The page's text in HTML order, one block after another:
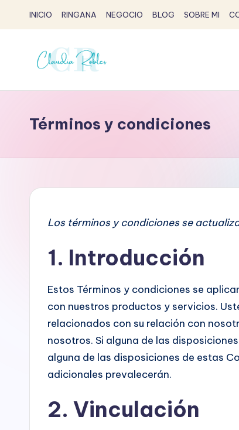
Saltar
contenido
INICIO RINGANA NEGOCIO BLOG SOBRE MI
C
a
u
d
-
Términos y condiciones
Los términos y condiciones se
1. Introducción
Estos Términos y condiciones se
con nuestros productos y servicios.
relacionados con su relación con
nosotros. Si alguna de las
alguna de las disposiciones de estas
adicionales prevalecerán.
2. Vinculación